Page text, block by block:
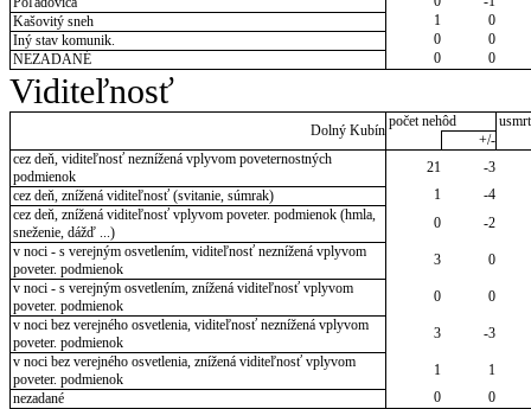
Kašovitý sneh
1
0
Iný stav komunik.
0
0
NEZADANÉ
0 0
Viditeľnosť
Dolný Kubín
počet nehôd
+/-
cez deň, viditeľnosť neznížená vplyvom poveternostných
podmienok
21
-3
cez deň, znížená viditeľnosť (svitanie, súmrak)
1
-4
cez deň, znížená viditeľnosť vplyvom poveter. podmienok (hmla,
sneženie, dážď ...)
0
-2
v noci - s verejným osvetlením, viditeľnosť neznížená vplyvom
poveter. podmienok
3
0
v noci - s verejným osvetlením, znížená viditeľnosť vplyvom
poveter. podmienok
0
0
v noci bez verejného osvetlenia, viditeľnosť neznížená vplyvom
poveter. podmienok
3
-3
v noci bez verejného osvetlenia, znížená viditeľnosť vplyvom
poveter. podmienok
1
1
nezadané
0 0